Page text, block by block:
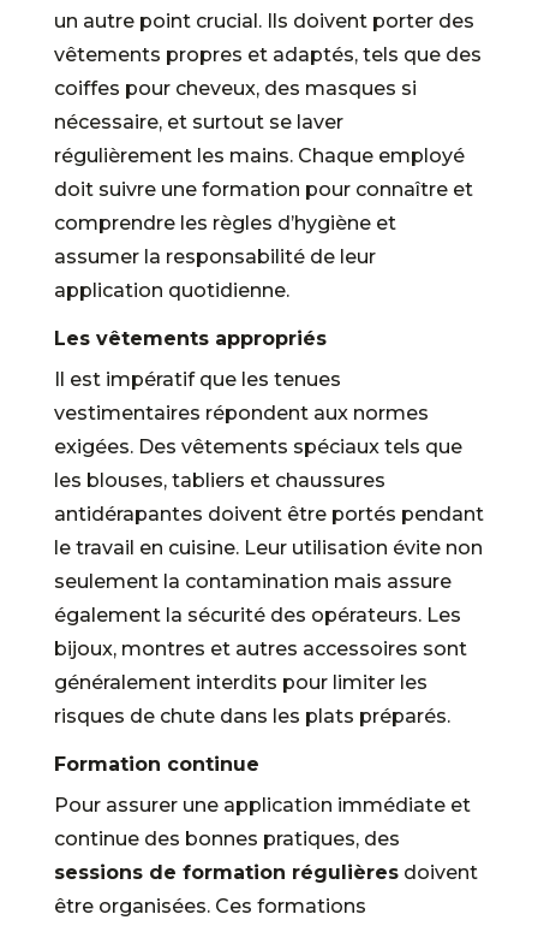
un autre point crucial. Ils doivent porter des
vêtements propres et adaptés, tels que des
coiffes pour cheveux, des masques si
nécessaire, et surtout se laver
régulièrement les mains. Chaque employé
doit suivre une formation pour connaître et
comprendre les règles d’hygiène et
assumer la responsabilité de leur
application quotidienne.
Les vêtements appropriés
Il est impératif que les tenues
vestimentaires répondent aux normes
exigées. Des vêtements spéciaux tels que
les blouses, tabliers et chaussures
antidérapantes doivent être portés pendant
le travail en cuisine. Leur utilisation évite non
seulement la contamination mais assure
également la sécurité des opérateurs. Les
bijoux, montres et autres accessoires sont
généralement interdits pour limiter les
risques de chute dans les plats préparés.
Formation continue
Pour assurer une application immédiate et
continue des bonnes pratiques, des
sessions de formation régulièresdoivent
être organisées. Ces formations